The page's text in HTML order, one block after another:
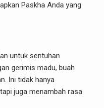
Paskha Anda yang
untuk sentuhan
gerimis madu, buah
Ini tidak hanya
juga menambah rasa